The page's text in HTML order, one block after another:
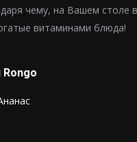
чему, на Вашем столе
витаминами блюда!
Rongo